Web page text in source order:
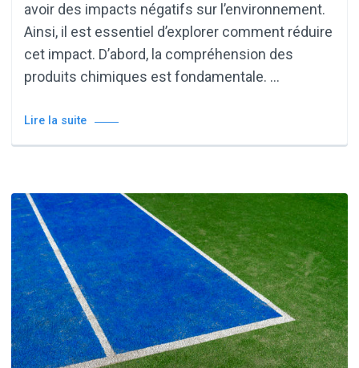
avoir des impacts négatifs sur l’environnement.
Ainsi, il est essentiel d’explorer comment réduire
cet impact. D’abord, la compréhension des
produits chimiques est fondamentale. …
Lire la suite